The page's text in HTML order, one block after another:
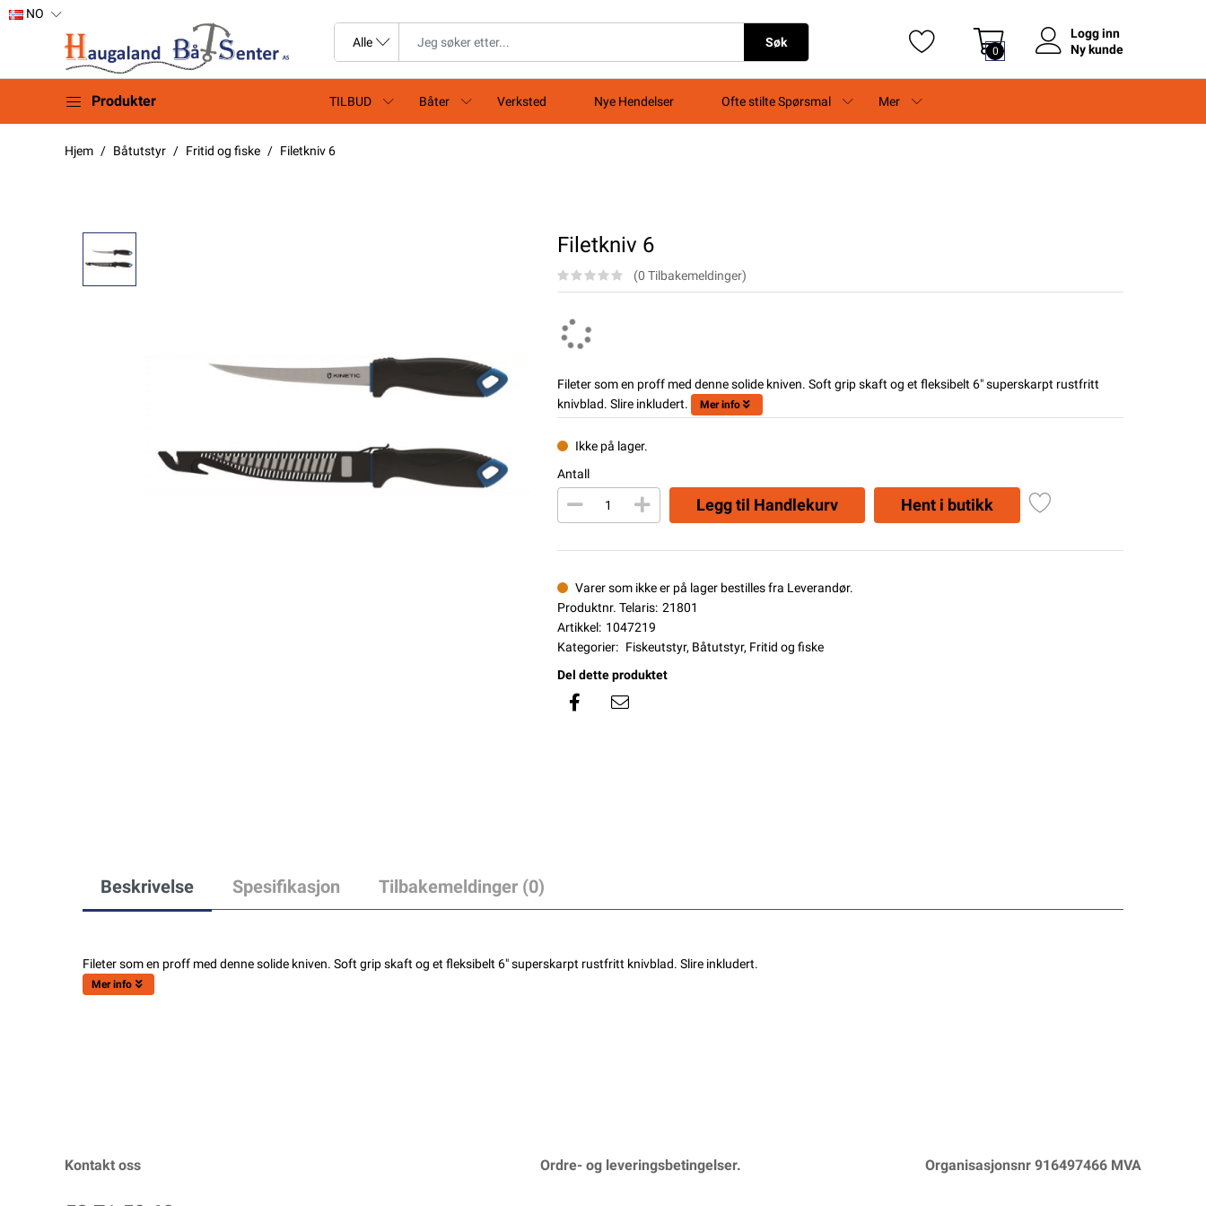
NO
Søk
0
Logg inn
Ny kunde
Produkter TILBUD Båter Verksted Nye Hendelser Ofte stilte Spørsmal Mer
Hjem Båtutstyr Fritid og fiske Filetkniv 6
Filetkniv 6
(0 Tilbakemeldinger)
Fileter som en proff med denne solide kniven. Soft grip skaft og et fleksibelt 6" superskarpt rustfritt
knivblad. Slire inkludert.
Mer info
Ikke på lager.
Antall
Legg til Handlekurv Hent i butikk
Varer som ikke er på lager bestilles fra Leverandør.
Produktnr. Telaris: 21801
Artikkel: 1047219
Kategorier: Fiskeutstyr, Båtutstyr, Fritid og fiske
Del dette produktet
Beskrivelse Spesifikasjon Tilbakemeldinger (0)
Fileter som en proff med denne solide kniven. Soft grip skaft og et fleksibelt 6" superskarpt rustfritt knivblad. Slire inkludert.
Mer info
Kontakt oss Ordre- og leveringsbetingelser. Organisasjonsnr 916497466 MVA